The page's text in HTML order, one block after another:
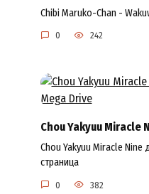
Chibi Maruko-Chan -
0 242
Chou Yakyuu Miracle
Chou Yakyuu Miracle
страница
0 382